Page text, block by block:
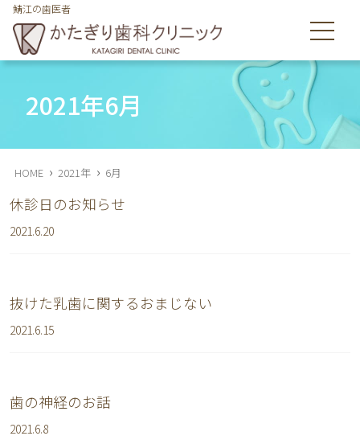
鯖江の歯医者
鯖江市舟津町の歯医者のかたぎり歯科クリニックは皆様の歯を
2021年6月
HOME › 2021年 › 6月
休診日のお知らせ
2021.6.20
抜けた乳歯に関するおまじない
2021.6.15
歯の神経のお話
2021.6.8